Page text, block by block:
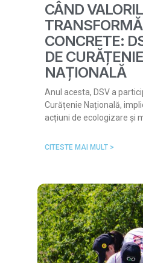
CÂND
CONCRETE:
DE CURĂȚENIE
NAȚIONALĂ
Anul acesta, DSV a
Curățenie Națională,
acțiuni de ecologizare și
CITESTE MAI MULT >